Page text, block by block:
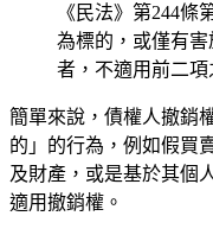
《民法》第244
為標的，或僅有
者，不適用前二項
簡單來說，債權人撤銷
的」的行為，例如假買
及財產，或是基於其個
適用撤銷權。